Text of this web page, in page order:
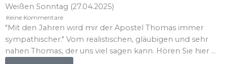
Weißen Sonntag (27.04.2025)
Keine Kommentare
"Mit den Jahren wird mir der Apostel Thomas immer
sympathischer." Vom realistischen, gläubigen und sehr
nahen Thomas, der uns viel sagen kann. Hören Sie hier ...